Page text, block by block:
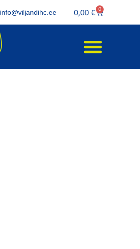
info@viljandihc.ee 0,00 € 0